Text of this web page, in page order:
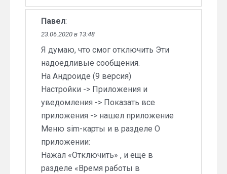
Павел:
23.06.2020 в 13:48
Я думаю, что смог отключить Эти
надоедливые сообщения.
На Андроиде (9 версия)
Настройки -> Приложения и
уведомления -> Показать все
приложения -> нашел приложение
Меню sim-карты и в разделе О
приложении:
Нажал «Отключить» , и еще в
разделе «Время работы в